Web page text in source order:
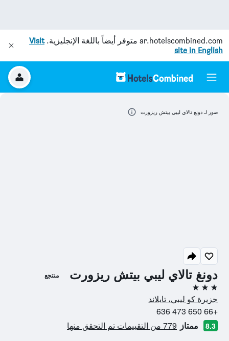
ar.hotelscombined.com متوفر أيضاً باللغة الإنجليزية.Visit
site in English
دونغ تالاي ليبي بيتش ريزورت منتجع
3 نجوم
جزيرة كو ليبي، تايلاند
+66 650 473 636
8.3 ممتاز 779 من التقييمات تم التحقق منها
صور لـ دونغ تالاي ليبي بيتش ريزورت